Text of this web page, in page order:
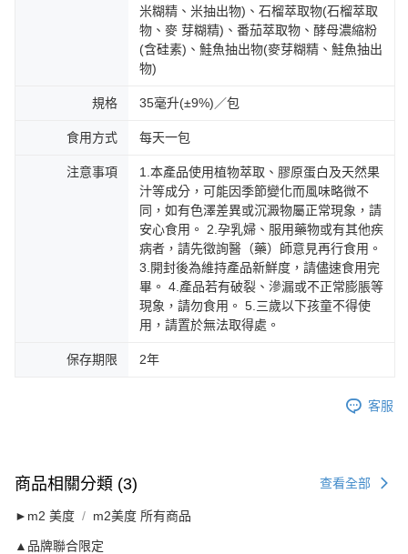
米糊精、米抽出物)、石榴萃取物(石榴萃取
物、麥 芽糊精)、番茄萃取物、酵母濃縮粉
(含硅素)、鮭魚抽出物(麥芽糊精、鮭魚抽出
物)
規格 35毫升(±9%)／包
食用方式 每天一包
注意事項
1.本產品使用植物萃取、膠原蛋白及天然果
汁等成分，可能因季節變化而風味略微不
同，如有色澤差異或沉澱物屬正常現象，請
安心食用。 2.孕乳婦、服用藥物或有其他疾
病者，請先徵詢醫（藥）師意見再行食用。
3.開封後為維持產品新鮮度，請儘速食用完
畢。 4.產品若有破裂、滲漏或不正常膨脹等
現象，請勿食用。 5.三歲以下孩童不得使
用，請置於無法取得處。
保存期限 2年
客服
商品相關分類 (3) 查看全部
►m2 美度 m2美度 所有商品
▲品牌聯合限定